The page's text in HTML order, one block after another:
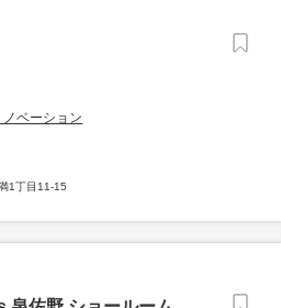
ベーション
1丁目11-15